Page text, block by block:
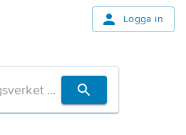
Logga in